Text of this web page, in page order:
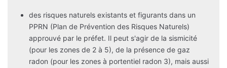
des risques naturels existants et figurants dans un
PPRN (Plan de Prévention des Risques Naturels)
approuvé par le préfet. Il peut s'agir de la sismicité
(pour les zones de 2 à 5), de la présence de gaz
radon (pour les zones à portentiel radon 3), mais aussi